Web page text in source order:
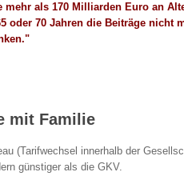
mehr als 170 Milliarden Euro an
oder 70 Jahren die Beiträge nicht
mit Familie
(Tarifwechsel innerhalb der
günstiger als die GKV.